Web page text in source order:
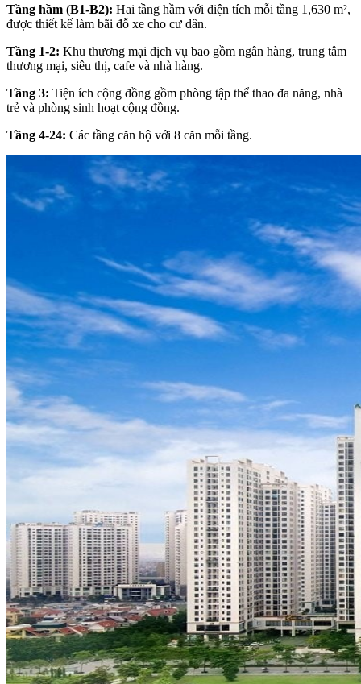
Tầng hầm (B1-B2): Hai tầng hầm với diện tích mỗi tầng 1,630 m²,
được thiết kế làm bãi đỗ xe cho cư dân.
Tầng 1-2: Khu thương mại dịch vụ bao gồm ngân hàng, trung tâm
thương mại, siêu thị, cafe và nhà hàng.
Tầng 3: Tiện ích cộng đồng gồm phòng tập thể thao đa năng, nhà
trẻ và phòng sinh hoạt cộng đồng.
Tầng 4-24: Các tầng căn hộ với 8 căn mỗi tầng.